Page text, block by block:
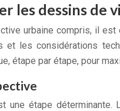
les dessins de
urbaine compris, il
et les considérations
étape par étape, pour
étape